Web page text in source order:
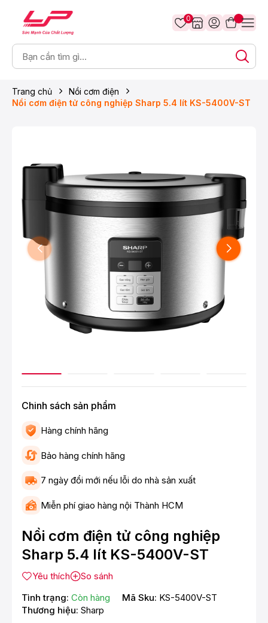
0
Trang chủ
Nồi cơm điện
Nồi cơm điện tử công nghiệp Sharp 5.4 lít KS-5400V-ST
Chinh sách sản phẩm
Hàng chính hãng
Bảo hàng chính hãng
7 ngày đổi mới nếu lỗi do nhà sản xuất
Miễn phí giao hàng nội Thành HCM
Nồi cơm điện tử công nghiệp
Sharp 5.4 lít KS-5400V-ST
Yêu thích
So sánh
Tình trạng: Còn hàng Mã Sku: KS-5400V-ST
Thương hiệu: Sharp